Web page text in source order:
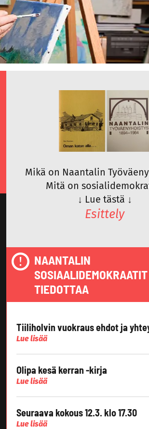
Mikä on Naantalin
Mitä on
↓ Lue tästä ↓
Esittely
NAANTALIN
SOSIAALIDEMOKRAATIT
TIEDOTTAA
Tiiliholvin vuokraus ehdot ja
Lue lisää
Olipa kesä kerran -kirja
Lue lisää
Seuraava kokous 12.3. klo 17.30
Lue lisää